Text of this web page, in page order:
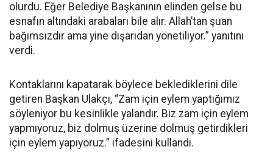
olurdu. Eğer Belediye Başkanının elinden gelse bu
esnafın altındaki arabaları bile alır. Allah’tan şuan
bağımsızdır ama yine dışarıdan yönetiliyor.” yanıtını
verdi.
Kontaklarını kapatarak böylece beklediklerini dile
getiren Başkan Ulakçı, “Zam için eylem yaptığımız
söyleniyor bu kesinlikle yalandır. Biz zam için eylem
yapmıyoruz, biz dolmuş üzerine dolmuş getirdikleri
için eylem yapıyoruz.” ifadesini kullandı.